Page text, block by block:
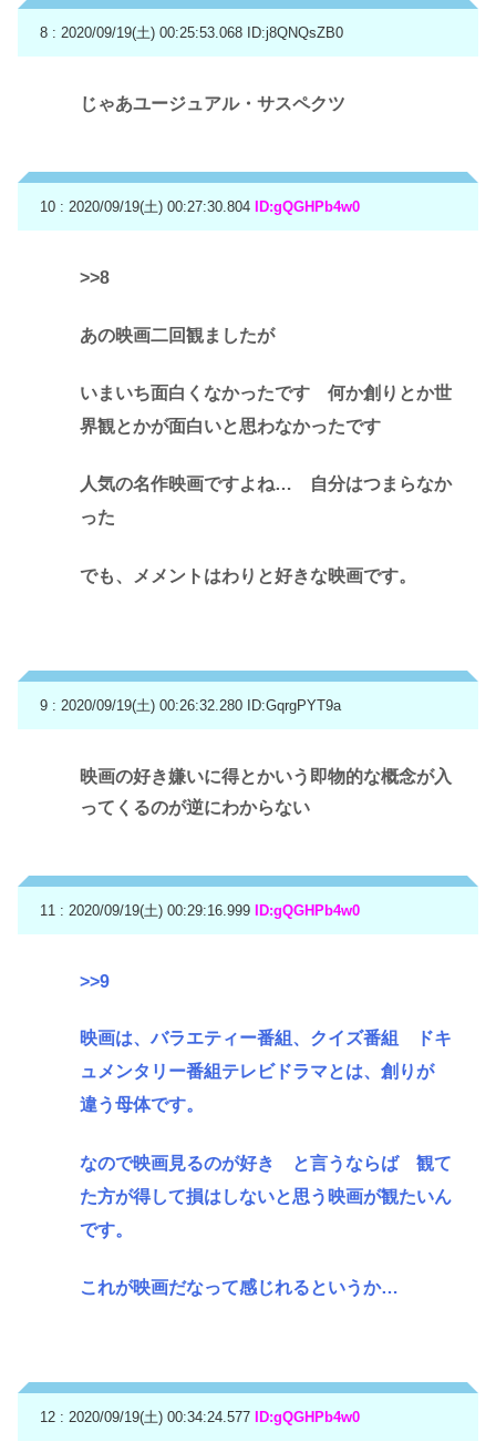
8 : 2020/09/19(土) 00:25:53.068 ID:j8QNQsZB0
じゃあユージュアル・サスペクツ
10 : 2020/09/19(土) 00:27:30.804 ID:gQGHPb4w0
>>8
あの映画二回観ましたが
いまいち面白くなかったです 何か創りとか世
界観とかが面白いと思わなかったです
人気の名作映画ですよね… 自分はつまらなか
った
でも、メメントはわりと好きな映画です。
9 : 2020/09/19(土) 00:26:32.280 ID:GqrgPYT9a
映画の好き嫌いに得とかいう即物的な概念が入
ってくるのが逆にわからない
11 : 2020/09/19(土) 00:29:16.999 ID:gQGHPb4w0
>>9
映画は、バラエティー番組、クイズ番組 ドキ
ュメンタリー番組テレビドラマとは、創りが
違う母体です。
なので映画見るのが好き と言うならば 観て
た方が得して損はしないと思う映画が観たいん
です。
これが映画だなって感じれるというか…
12 : 2020/09/19(土) 00:34:24.577 ID:gQGHPb4w0